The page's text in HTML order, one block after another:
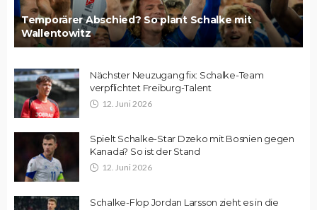
Temporärer Abschied? So plant Schalke mit
Wallentowitz
Nächster Neuzugang fix: Schalke-Team
verpflichtet Freiburg-Talent
12. Juni 2026
Spielt Schalke-Star Dzeko mit Bosnien gegen
Kanada? So ist der Stand
12. Juni 2026
Schalke-Flop Jordan Larsson zieht es in die